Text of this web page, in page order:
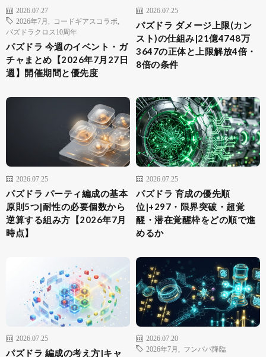
2026.07.27
2026年7月
コードギアスコラボ
パズドラクロス10周年
パズドラ 今週のイベント・ガ
チャまとめ【2026年7月27日
週】開催期間と優先度
2026.07.25
パズドラ ダメージ上限(カン
スト)の仕組み|21億4748万
3647の正体と上限解放4倍・
8倍の条件
2026.07.25
パズドラ パーティ編成の基本
原則5つ|耐性の必要個数から
逆算する組み方【2026年7月
時点】
2026.07.25
パズドラ 育成の優先順
位|+297・限界突破・超覚
醒・潜在覚醒枠をどの順で進
めるか
2026.07.25
パズドラ 編成の考え方|キャ
2026.07.20
2026年7月
フンババ降臨